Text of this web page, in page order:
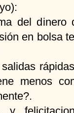
del dinero
en bolsa
menos